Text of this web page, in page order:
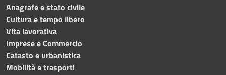
Anagrafe e stato civile
Cultura e tempo libero
Vita lavorativa
Imprese e Commercio
Catasto e urbanistica
Mobilità e trasporti